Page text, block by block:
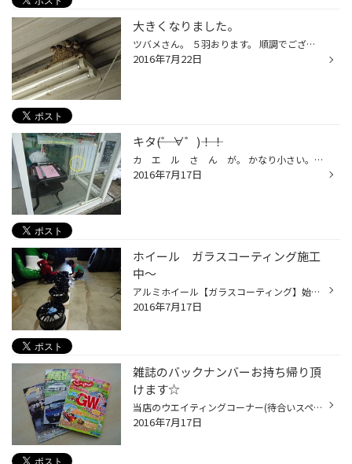
大きくなりました。
ツバメさん。 ５羽おります。 順調でございます。
2016年7月22日
キタ――(゜∀゜)――！！
カ エ ル さ ん が。 かなり小さい。 しかも二枚ドアの内側に居る。 そして黙ってる。ずっと黙ってる。 カエルさんの裏側。 意外と見た事無いなと思って撮ってみました。 シンプルにカエルさんでした。 また遊びに来てね。
2016年7月17日
ホイール ガラスコーティング施工
中～
アルミホイール【ガラスコーティング】始めましたっ！！ ◆洗車時のホイール磨きがしんどい… ◆お気に入りのアルミホイールをキレイに保ちたい ◆ブレーキダストの汚れが気になる など。 そんな方へオススメなのが、このガラスコーティングです。 ガラスコーティングを施工したアルミホイールは汚れが...
2016年7月17日
雑誌のバックナンバーお持ち帰り頂
けます☆
当店のウエイティングコーナー(待合いスペース)に揃えてある雑誌。 新刊と入れ替わって古くなったバックナンバーの雑誌、ご自由にお持ち帰り頂けますよ～！ ＼(^０^)／ ※雑誌の表紙の上端が切り取られているものに限ります。 ※バックナンバーは早いもの勝ちです！ご了承下さいませ。 間違って新刊を...
2016年7月17日